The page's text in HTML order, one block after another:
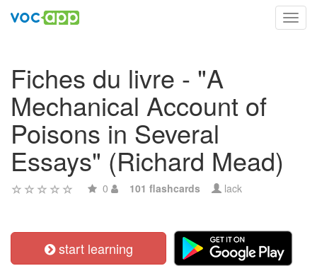
Fiches du livre - "A
Mechanical Account of
Poisons in Several
Essays" (Richard Mead)
0 101 flashcards lack
start learning